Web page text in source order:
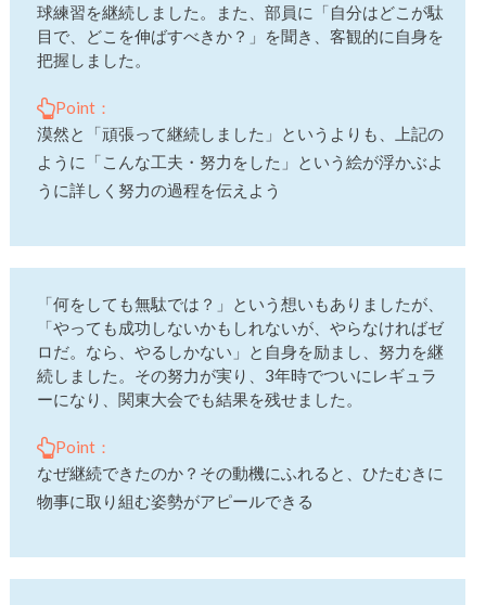
球練習を継続しました。また、部員に「自分はどこが駄
目で、どこを伸ばすべきか？」を聞き、客観的に自身を
把握しました。
Point：
漠然と「頑張って継続しました」というよりも、上記の
ように「こんな工夫・努力をした」という絵が浮かぶよ
うに詳しく努力の過程を伝えよう
「何をしても無駄では？」という想いもありましたが、
「やっても成功しないかもしれないが、やらなければゼ
ロだ。なら、やるしかない」と自身を励まし、努力を継
続しました。その努力が実り、3年時でついにレギュラ
ーになり、関東大会でも結果を残せました。
Point：
なぜ継続できたのか？その動機にふれると、ひたむきに
物事に取り組む姿勢がアピールできる